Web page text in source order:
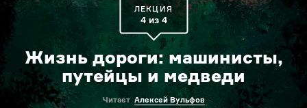
ЛЕКЦИЯ
4 из 4
Жизнь дороги: машинисты,
путейцы и медведи
Читает Алексей Вульфов